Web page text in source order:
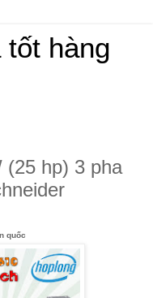
tốt hàng
(25 hp) 3 pha
quốc